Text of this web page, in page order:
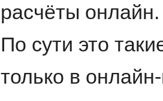
расчёты онлайн.
По сути это
только в